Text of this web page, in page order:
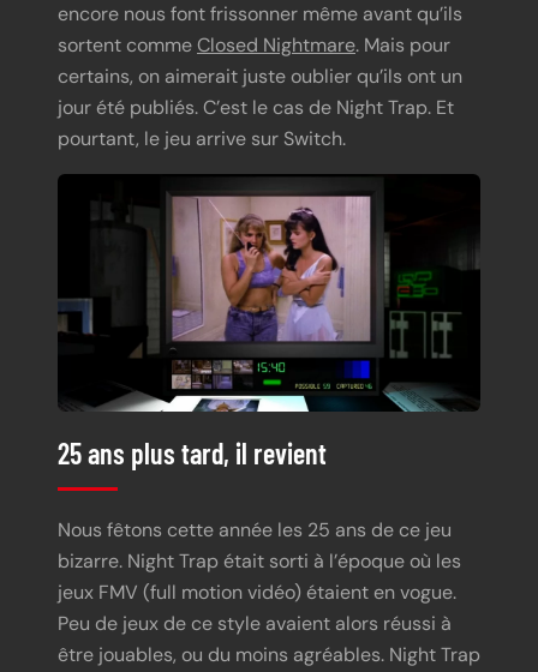
encore nous font frissonner même avant qu’ils
sortent commeClosed Nightmare. Mais pour
certains, on aimerait juste oublier qu’ils ont un
jour été publiés. C’est le cas de Night Trap. Et
pourtant, le jeu arrive sur Switch.
25 ans plus tard, il revient
Nous fêtons cette année les 25 ans de ce jeu
bizarre. Night Trap était sorti à l’époque où les
jeux FMV (full motion vidéo) étaient en vogue.
Peu de jeux de ce style avaient alors réussi à
être jouables, ou du moins agréables. Night Trap